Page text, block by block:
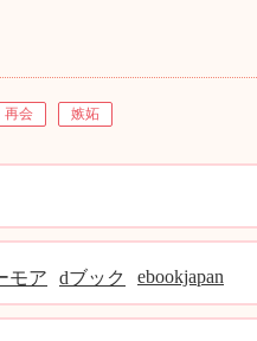
再会 嫉妬
モア dブック ebookjapan